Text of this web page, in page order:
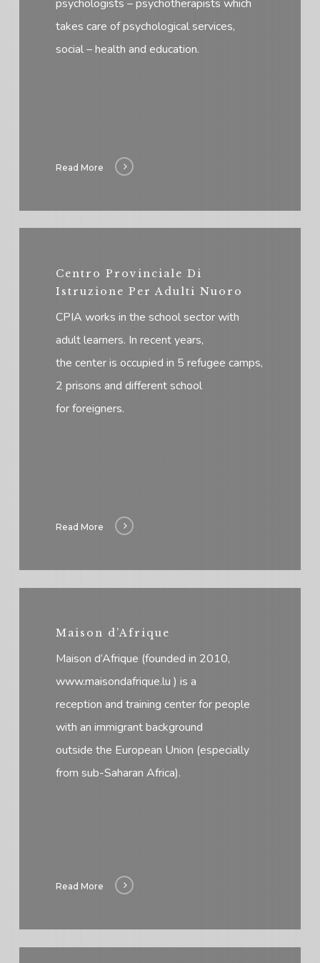
psychologists – psychotherapists which
takes care of psychological services,
social – health and education.
Read More
Centro Provinciale Di
Istruzione Per Adulti Nuoro
CPIA works in the school sector with
adult learners. In recent years,
the center is occupied in 5 refugee camps,
2 prisons and different school
for foreigners.
Read More
Maison d’Afrique
Maison d’Afrique (founded in 2010,
www.maisondafrique.lu ) is a
reception and training center for people
with an immigrant background
outside the European Union (especially
from sub-Saharan Africa).
Read More